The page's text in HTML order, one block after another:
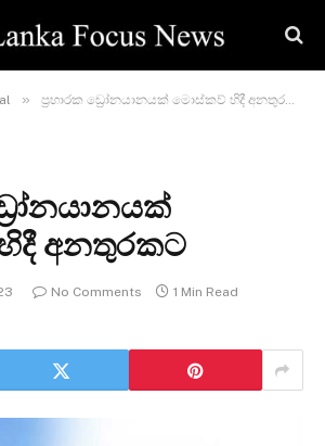
» ප්‍රහාරක ඩ්‍රෝනයානයක් මොස්කව් හිදී අනතුරකට
අනතුරකට
No Comments
1 Min Read